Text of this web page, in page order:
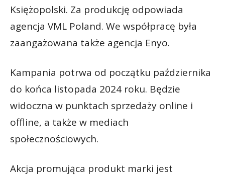
Księżopolski. Za produkcję odpowiada
agencja VML Poland. We współpracę była
zaangażowana także agencja Enyo.
Kampania potrwa od początku października
do końca listopada 2024 roku. Będzie
widoczna w punktach sprzedaży online i
offline, a także w mediach
społecznościowych.
Akcja promująca produkt marki jest